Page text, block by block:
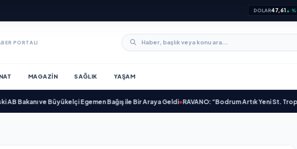
DOLAR47,61▲
PORTALI
MAGAZIN SAĞLIK YAŞAM
ve Büyükelçi Egemen Bağış ile Bir Araya Geldi•RAVANO: “Bodrum Artık Yeni St. Tropez